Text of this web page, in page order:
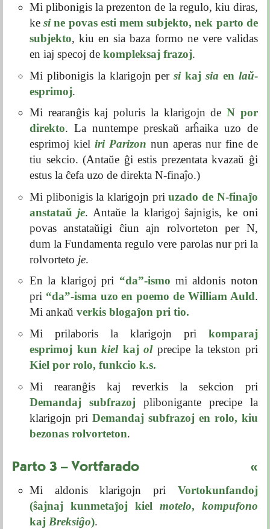
Mi plibonigis la prezenton de la regulo, kiu diras,
kesine povas esti mem subjekto, nek parto de
subjekto, kiu en sia baza formo ne vere validas
en iaj specoj de kompleksaj frazoj.
Mi plibonigis la klarigojn persikajsia en laŭ-
esprimoj.
Mi rearanĝis kaj poluris la klarigojn deN por
direkto. La nuntempe preskaŭ arĥaika uzo de
esprimoj kiel iri Parizon nun aperas nur fine de
tiu sekcio. (Antaŭe ĝi estis prezentata kvazaŭ ĝi
estus la ĉefa uzo de direkta N-finaĵo.)
Mi plibonigis la klarigojn priuzado de N-finaĵo
anstataŭje. Antaŭe la klarigoj ŝajnigis, ke oni
povas anstataŭigi ĉiun ajn rolvorteton per N,
dum la Fundamenta regulo vere parolas nur pri la
rolvorteto je.
En la klarigoj pri “da”-ismo mi aldonis noton
pri “da”-isma uzo en poemo de William Auld.
Mi ankaŭ verkis blogaĵon pri tio.
Mi prilaboris la klarigojn pri komparaj
esprimoj kunkielkajolprecipe la tekston pri
Kiel por rolo, funkcio k.s.
Mi rearanĝis kaj reverkis la sekcion pri
Demandaj subfrazoj plibonigante precipe la
klarigojn pri Demandaj subfrazoj en rolo, kiu
bezonas rolvorteton.
Parto 3 – Vortfarado «
Mi aldonis klarigojn pri Vortokunfandoj
(ŝajnaj kunmetaĵoj kiel motelo, kompufono
kaj Breksiĝo).